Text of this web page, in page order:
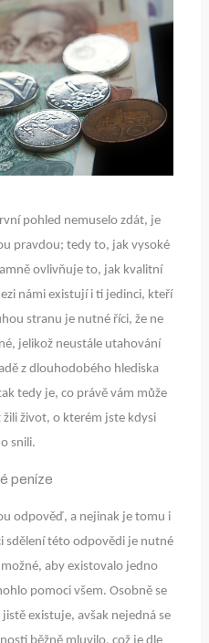
pohled nemuselo zdát, je
pravdou; tedy to, jak vysoké
ovlivňuje to, jak kvalitní
námi existují i ti jedinci, kteří
stranu je nutné říci, že ne
jelikož neustále utahování
z dlouhodobého hlediska
tedy je, co právě vám může
život, o kterém jste kdysi
snili.
odpověď, a nejinak je tomu i
sdělení této odpovědi je nutné
aby existovalo jedno
pomoci všem. Osobně se
existuje, avšak nejedná se